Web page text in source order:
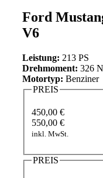
Ford
V6
Leistung: 213 PS
Drehmoment: 326
Motortyp: Benziner
PREIS
450,00 €
550,00 €
inkl. MwSt.
PREIS